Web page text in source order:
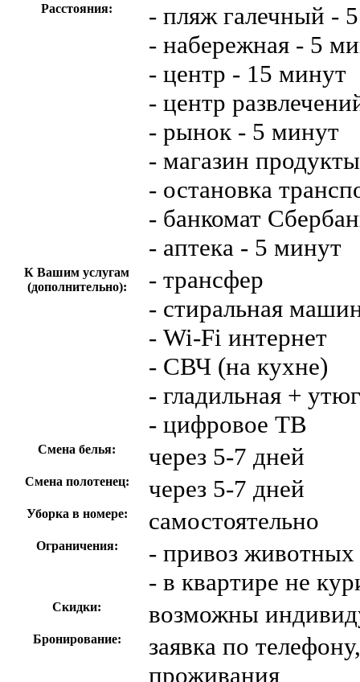
Расстояния:
- пляж галечный -
- набережная - 5
- центр - 15 минут
- центр
- рынок - 5 минут
- магазин
- остановка
- банкомат
- аптека - 5 минут
К Вашим услугам
(дополнительно):
- трансфер
- стиральная
- Wi-Fi интернет
- СВЧ (на кухне)
- гладильная + утюг
- цифровое ТВ
Смена белья: через 5-7 дней
Смена полотенец: через 5-7 дней
Уборка в номере: самостоятельно
Ограничения:
- привоз животных
- в квартире не
Скидки: возможны
Бронирование:
заявка по
проживания